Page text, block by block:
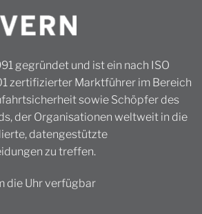
gegründet und ist ein nach ISO
zertifizierter Marktführer im Bereich
sowie Schöpfer des
der Organisationen weltweit in die
datengestützte
zu treffen.
die Uhr verfügbar